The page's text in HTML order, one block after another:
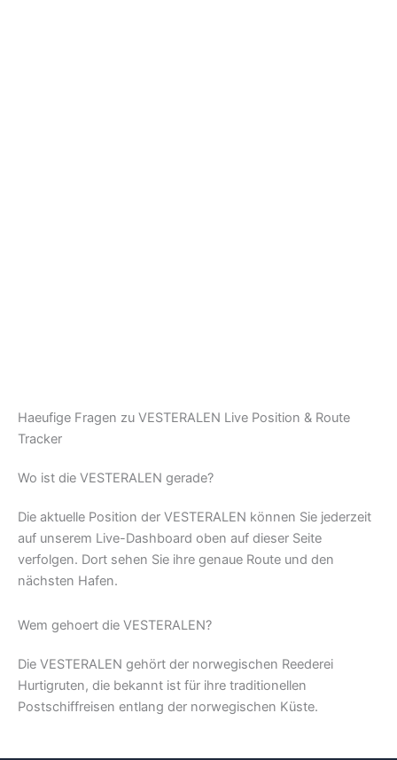
Haeufige Fragen zu VESTERALEN Live Position & Route
Tracker
Wo ist die VESTERALEN gerade?
Die aktuelle Position der VESTERALEN können Sie jederzeit
auf unserem Live-Dashboard oben auf dieser Seite
verfolgen. Dort sehen Sie ihre genaue Route und den
nächsten Hafen.
Wem gehoert die VESTERALEN?
Die VESTERALEN gehört der norwegischen Reederei
Hurtigruten, die bekannt ist für ihre traditionellen
Postschiffreisen entlang der norwegischen Küste.